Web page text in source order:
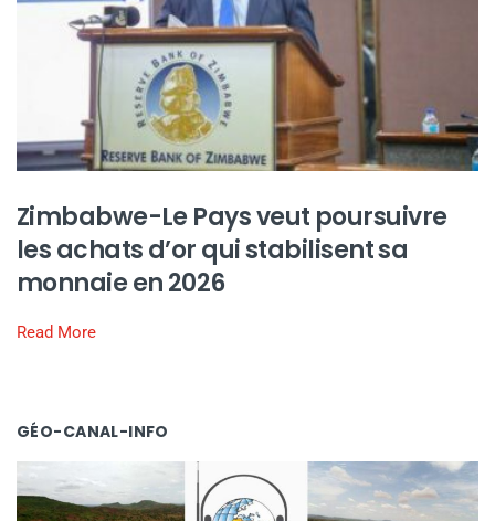
Zimbabwe-Le Pays veut poursuivre
les achats d’or qui stabilisent sa
monnaie en 2026
Read More
GÉO-CANAL-INFO